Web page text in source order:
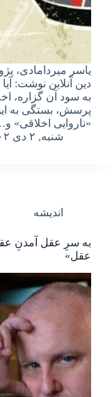
یاسر میردامادی،
دین آنلاین نوشت:
به سود آن گزاره،
پرسش، بستگی به
«ناروایی اخلاقی»
شنبه, ۲ دی ۱۴۰۲ – ۱۶:۵۶
اندیشه
به سرِ عقل آمدنِ
عقل»